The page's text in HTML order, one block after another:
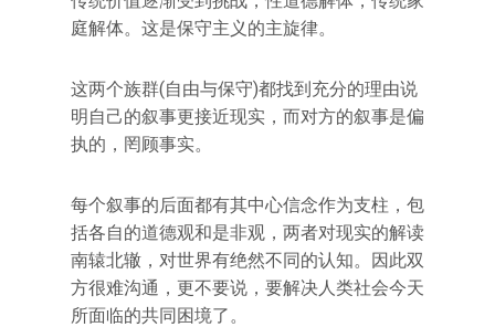
庭解体。这是保守主义的主旋律。
这两个族群(自由与保守)都找到充分的理由说
明自己的叙事更接近现实，而对方的叙事是偏
执的，罔顾事实。
每个叙事的后面都有其中心信念作为支柱，包
括各自的道德观和是非观，两者对现实的解读
南辕北辙，对世界有绝然不同的认知。因此双
方很难沟通，更不要说，要解决人类社会今天
所面临的共同困境了。